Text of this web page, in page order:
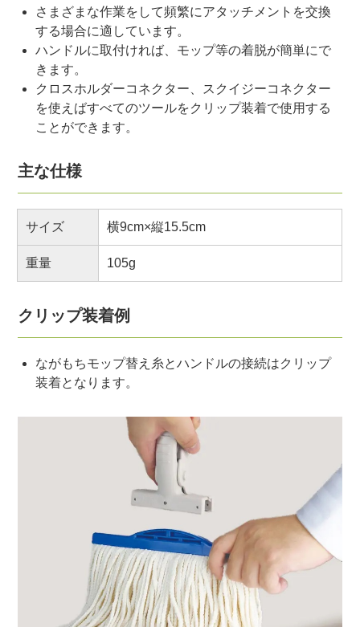
さまざまな作業をして頻繁にアタッチメントを交換
する場合に適しています。
ハンドルに取付ければ、モップ等の着脱が簡単にで
きます。
クロスホルダーコネクター、スクイジーコネクター
を使えばすべてのツールをクリップ装着で使用する
ことができます。
主な仕様
サイズ 横9cm×縦15.5cm
重量 105g
クリップ装着例
ながもちモップ替え糸とハンドルの接続はクリップ
装着となります。